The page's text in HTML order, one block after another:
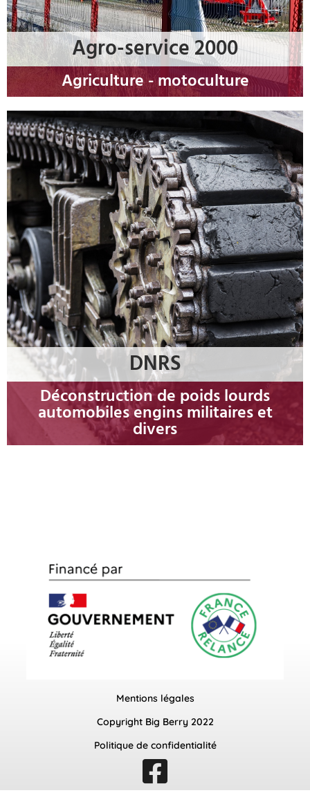
Agro-service 2000
Agriculture - motoculture
DNRS
Déconstruction de poids lourds
automobiles engins militaires et
divers
Mentions légales
Copyright Big Berry 2022
Politique de confidentialité